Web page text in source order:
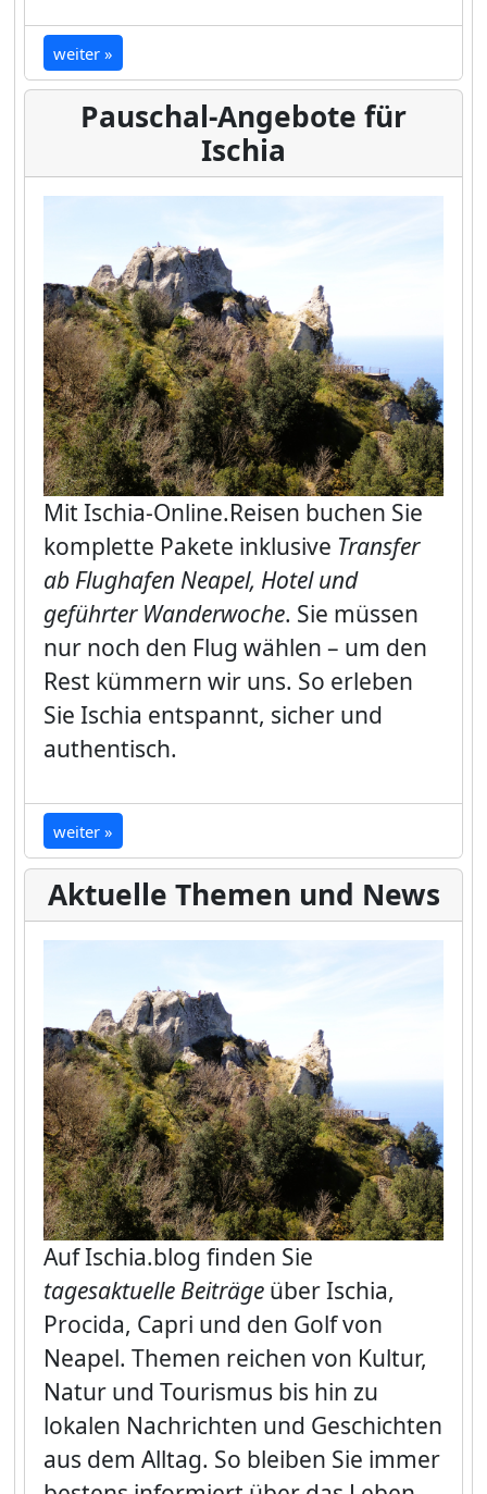
weiter »
Pauschal-Angebote für
Ischia
Mit Ischia-Online.Reisen buchen Sie
komplette Pakete inklusive Transfer
ab Flughafen Neapel, Hotel und
geführter Wanderwoche. Sie müssen
nur noch den Flug wählen – um den
Rest kümmern wir uns. So erleben
Sie Ischia entspannt, sicher und
authentisch.
weiter »
Aktuelle Themen und News
AufIschia.blog finden Sie
tagesaktuelle Beiträgeüber Ischia,
Procida, Capri und den Golf von
Neapel. Themen reichen von Kultur,
Natur und Tourismus bis hin zu
lokalen Nachrichten und Geschichten
aus dem Alltag. So bleiben Sie immer